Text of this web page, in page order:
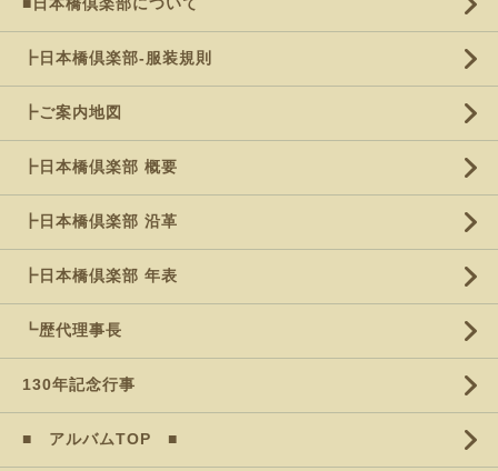
┣日本橋倶楽部-服装規則
┣ご案内地図
┣日本橋倶楽部 概要
┣日本橋倶楽部 沿革
┣日本橋倶楽部 年表
┗歴代理事長
130年記念行事
■ アルバムTOP ■